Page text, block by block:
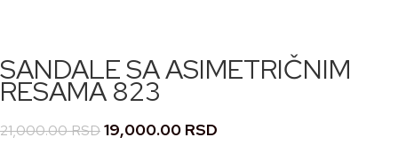
SANDALE SA ASIMETRIČNIM
RESAMA 823
21,000.00RSD19,000.00 RSD